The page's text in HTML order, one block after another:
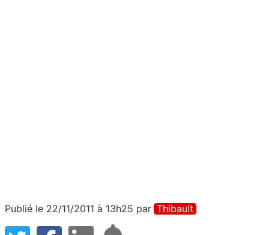
Publié le 22/11/2011 à 13h25 par Thibault